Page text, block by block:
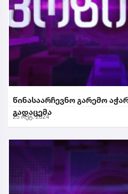
წინასაარჩევნო გარემო
გადაცემა
25 ოქტ. 2024